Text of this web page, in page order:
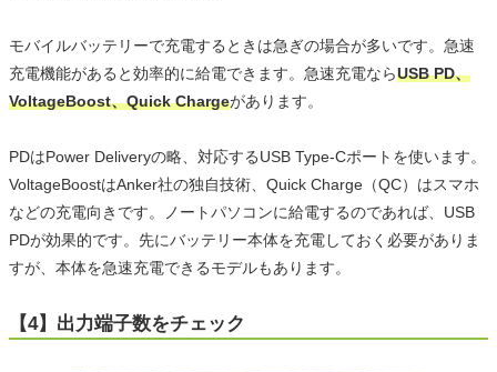
モバイルバッテリーで充電するときは急ぎの場合が多いです。急速
充電機能があると効率的に給電できます。急速充電ならUSB PD、
VoltageBoost、Quick Chargeがあります。
PDはPower Deliveryの略、対応するUSB Type-Cポートを使います。
VoltageBoostはAnker社の独自技術、Quick Charge（QC）はスマホ
などの充電向きです。ノートパソコンに給電するのであれば、USB
PDが効果的です。先にバッテリー本体を充電しておく必要がありま
すが、本体を急速充電できるモデルもあります。
【4】出力端子数をチェック